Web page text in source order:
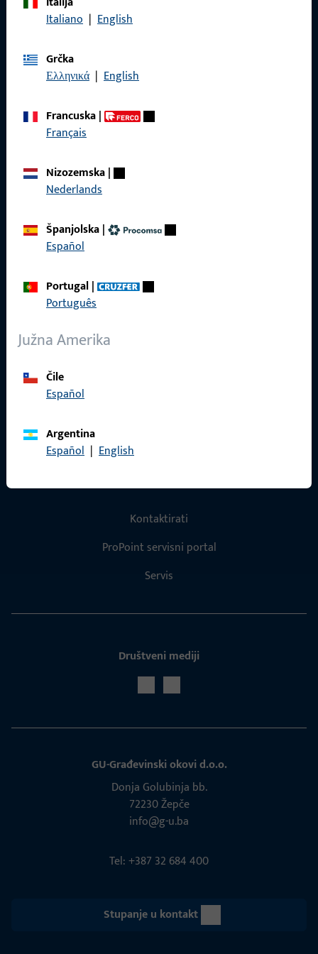
Italiano | English
Grčka
Ελληνικά | English
Francuska|
Français
Nizozemska|
Nederlands
Španjolska|
Español
Portugal|
Português
Južna Amerika
Čile
Español
Argentina
Español | English
Općenito
Impressum
Opći uvjeti poslovanja
Proizvodi
Kontakt
Kontaktirati
ProPoint servisni portal
Servis
Društveni mediji
GU-Građevinski okovi d.o.o.
Donja Golubinja bb.
72230 Žepče
info@g-u.ba
Tel: +387 32 684 400
Stupanje u kontakt